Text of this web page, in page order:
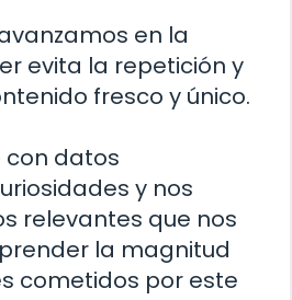
en la
evita la repetición y
fresco y único.
con datos
y nos
relevantes que nos
la magnitud
cometidos por este